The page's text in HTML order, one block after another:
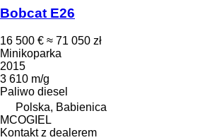
Bobcat E26
16 500 € ≈ 71 050 zł
Minikoparka
2015
3 610 m/g
Paliwo diesel
Polska, Babienica
MCOGIEL
Kontakt z dealerem